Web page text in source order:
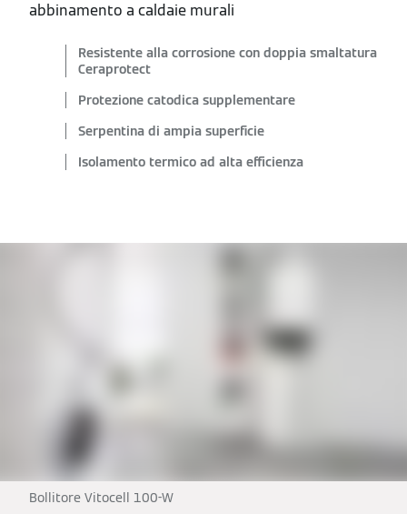
abbinamento a caldaie murali
Resistente alla corrosione con doppia smaltatura
Ceraprotect
Protezione catodica supplementare
Serpentina di ampia superficie
Isolamento termico ad alta efficienza
Bollitore Vitocell 100-W